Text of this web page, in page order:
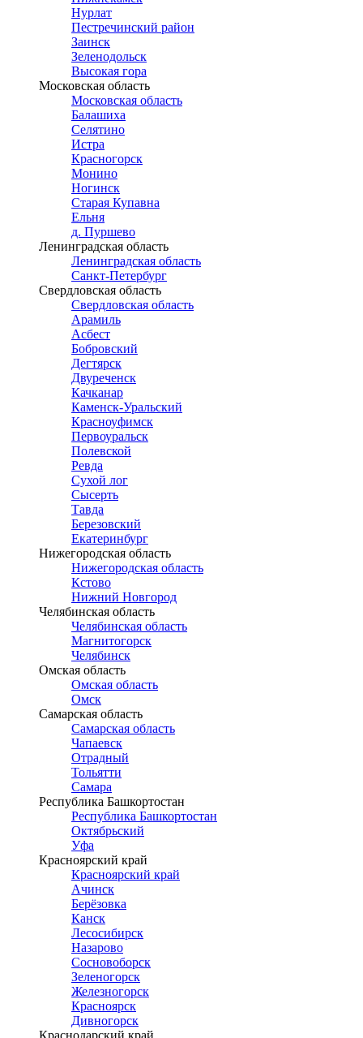
Нурлат
Пестречинский район
Заинск
Зеленодольск
Высокая гора
Московская область
Московская область
Балашиха
Селятино
Истра
Красногорск
Монино
Ногинск
Старая Купавна
Ельня
д. Пуршево
Ленинградская область
Ленинградская область
Санкт-Петербург
Свердловская область
Свердловская область
Арамиль
Асбест
Бобровский
Дегтярск
Двуреченск
Качканар
Каменск-Уральский
Красноуфимск
Первоуральск
Полевской
Ревда
Сухой лог
Сысерть
Тавда
Березовский
Екатеринбург
Нижегородская область
Нижегородская область
Кстово
Нижний Новгород
Челябинская область
Челябинская область
Магнитогорск
Челябинск
Омская область
Омская область
Омск
Самарская область
Самарская область
Чапаевск
Отрадный
Тольятти
Самара
Республика Башкортостан
Республика Башкортостан
Октябрьский
Уфа
Красноярский край
Красноярский край
Ачинск
Берёзовка
Канск
Лесосибирск
Назарово
Сосновоборск
Зеленогорск
Железногорск
Красноярск
Дивногорск
Краснодарский край